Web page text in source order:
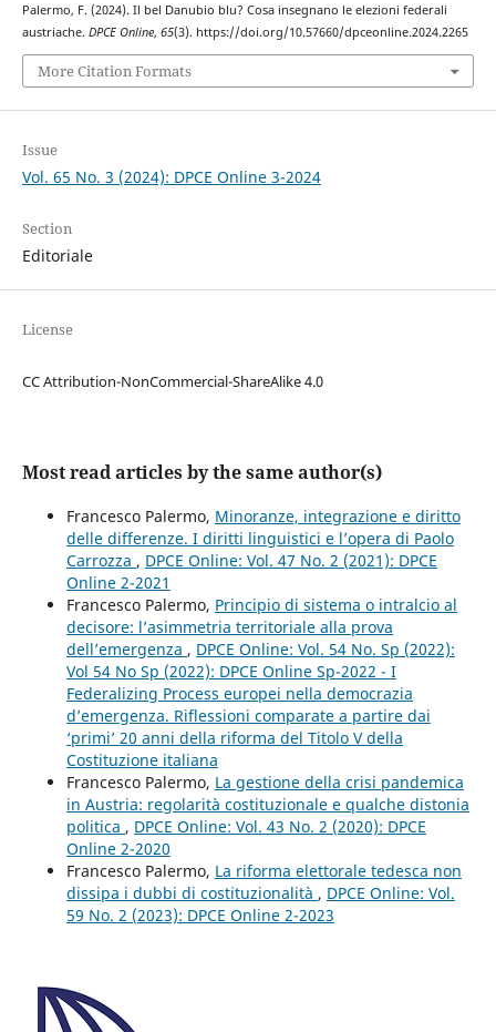
Palermo, F. (2024). Il bel Danubio blu? Cosa insegnano le elezioni federali
austriache. DPCE Online, 65(3). https://doi.org/10.57660/dpceonline.2024.2265
More Citation Formats
Issue
Vol. 65 No. 3 (2024): DPCE Online 3-2024
Section
Editoriale
License
CC Attribution-NonCommercial-ShareAlike 4.0
Most read articles by the same author(s)
Francesco Palermo, Minoranze, integrazione e diritto
delle differenze. I diritti linguistici e l’opera di Paolo
Carrozza , DPCE Online: Vol. 47 No. 2 (2021): DPCE
Online 2-2021
Francesco Palermo, Principio di sistema o intralcio al
decisore: l’asimmetria territoriale alla prova
dell’emergenza , DPCE Online: Vol. 54 No. Sp (2022):
Vol 54 No Sp (2022): DPCE Online Sp-2022 - I
Federalizing Process europei nella democrazia
d’emergenza. Riflessioni comparate a partire dai
‘primi’ 20 anni della riforma del Titolo V della
Costituzione italiana
Francesco Palermo, La gestione della crisi pandemica
in Austria: regolarità costituzionale e qualche distonia
politica , DPCE Online: Vol. 43 No. 2 (2020): DPCE
Online 2-2020
Francesco Palermo, La riforma elettorale tedesca non
dissipa i dubbi di costituzionalità , DPCE Online: Vol.
59 No. 2 (2023): DPCE Online 2-2023